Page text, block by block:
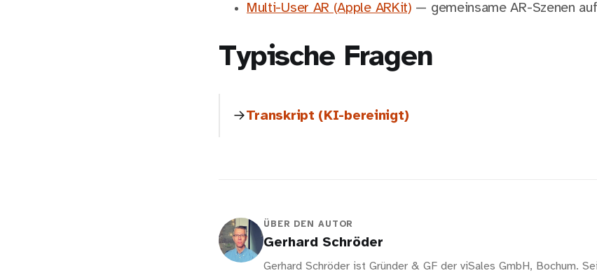
Multi-User AR (Apple ARKit) — gemeinsame AR-Szenen
Typische Fragen
Transkript (KI-bereinigt)
ÜBER DEN AUTOR
Gerhard Schröder
Gerhard Schröder ist Gründer & GF der viSales GmbH, Bochum.